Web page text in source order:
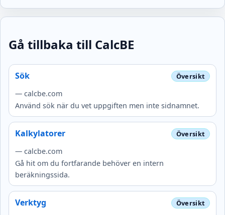
Gå tillbaka till CalcBE
Sök
— calcbe.com
Använd sök när du vet uppgiften men inte sidnamnet.
Kalkylatorer
— calcbe.com
Gå hit om du fortfarande behöver en intern
beräkningssida.
Verktyg